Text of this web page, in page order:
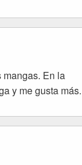
mangas. En la
y me gusta más.